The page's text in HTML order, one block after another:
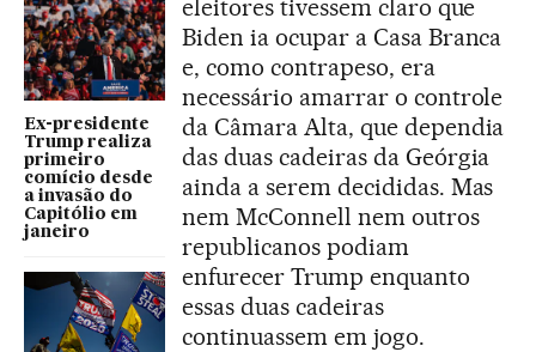
Ex-presidente
Trump realiza
primeiro
comício desde
a invasão do
Capitólio em
janeiro
eleitores tivessem claro que
Biden ia ocupar a Casa Branca
e, como contrapeso, era
necessário amarrar o controle
da Câmara Alta, que dependia
das duas cadeiras da Geórgia
ainda a serem decididas. Mas
nem McConnell nem outros
republicanos podiam
enfurecer Trump enquanto
essas duas cadeiras
continuassem em jogo.